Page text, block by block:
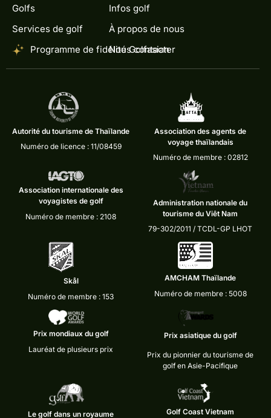
Golfs
Services de golf
Programme de fidélité Golfasian
Infos golf
À propos de nous
Nous contacter
Autorité du tourisme de Thaïlande
Numéro de licence : 11/08459
Association des agents de
voyage thaïlandais
Numéro de membre : 02812
Association internationale des
voyagistes de golf
Numéro de membre : 2108
Administration nationale du
tourisme du Viêt Nam
79-302/2011 / TCDL-GP LHOT
Skål
Numéro de membre : 153
AMCHAM Thaïlande
Numéro de membre : 5008
Prix mondiaux du golf
Lauréat de plusieurs prix
Prix asiatique du golf
Prix du pionnier du tourisme de
golf en Asie-Pacifique
Le golf dans un royaume Golf Coast Vietnam